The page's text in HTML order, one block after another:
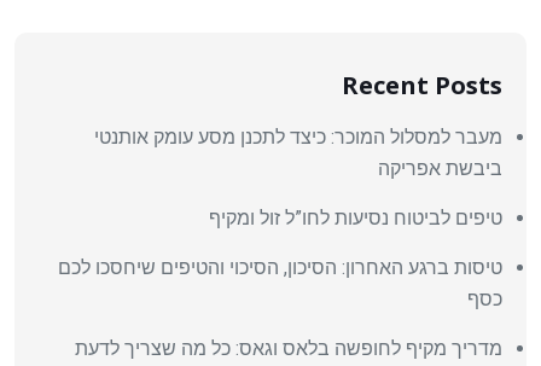
Recent Posts
מעבר למסלול המוכר: כיצד לתכנן מסע עומק אותנטי
ביבשת אפריקה
טיפים לביטוח נסיעות לחו”ל זול ומקיף
טיסות ברגע האחרון: הסיכון, הסיכוי והטיפים שיחסכו לכם
כסף
מדריך מקיף לחופשה בלאס וגאס: כל מה שצריך לדעת